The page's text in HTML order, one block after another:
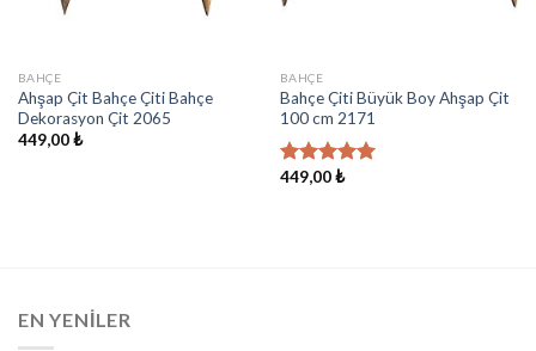
BAHÇE
Ahşap Çit Bahçe Çiti Bahçe
Dekorasyon Çit 2065
449,00₺
BAHÇE
Bahçe Çiti Büyük Boy Ahşap Çit
100 cm 2171
5 üzerinden
449,00₺
EN YENILER